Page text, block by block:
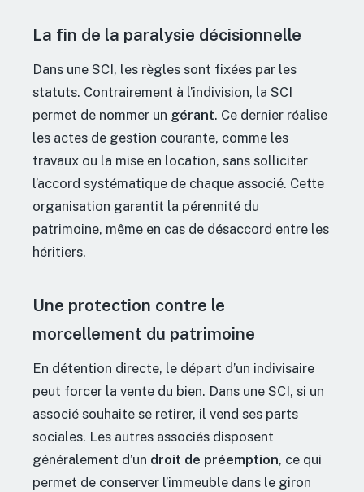
La fin de la paralysie décisionnelle
Dans une SCI, les règles sont fixées par les
statuts. Contrairement à l’indivision, la SCI
permet de nommer un gérant. Ce dernier réalise
les actes de gestion courante, comme les
travaux ou la mise en location, sans solliciter
l’accord systématique de chaque associé. Cette
organisation garantit la pérennité du
patrimoine, même en cas de désaccord entre les
héritiers.
Une protection contre le
morcellement du patrimoine
En détention directe, le départ d’un indivisaire
peut forcer la vente du bien. Dans une SCI, si un
associé souhaite se retirer, il vend ses parts
sociales. Les autres associés disposent
généralement d’un droit de préemption, ce qui
permet de conserver l’immeuble dans le giron